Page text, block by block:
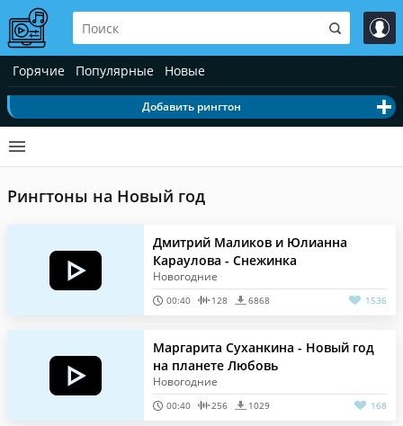
Горячие Популярные Новые
Добавить рингтон
Рингтоны на Новый год
Дмитрий Маликов и Юлианна
Караулова - Снежинка
Новогодние
00:40 128 6868 1536
Маргарита Суханкина - Новый год
на планете Любовь
Новогодние
00:40 256 1029 168